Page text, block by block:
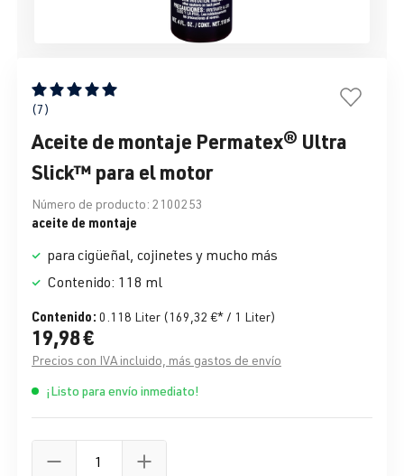
Calificación promedio de 5 de 5 estrellas
(7)
Aceite de montaje Permatex® Ultra
Slick™ para el motor
Número de producto: 2100253
aceite de montaje
para cigüeñal, cojinetes y mucho más
Contenido: 118 ml
Contenido: 0.118 Liter (169,32 €* / 1 Liter)
19,98 €
Precios con IVA incluido, más gastos de envío
¡Listo para envío inmediato!